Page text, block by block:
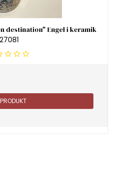
destination" Engel i keramik